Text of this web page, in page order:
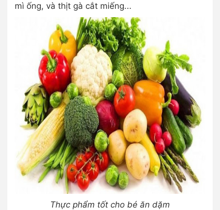
mì ống, và thịt gà cắt miếng...
Thực phẩm tốt cho bé ăn dặm